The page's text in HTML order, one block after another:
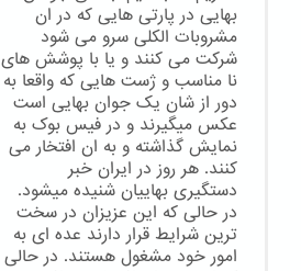
بهایی در پارتی هایی که در ان
مشروبات الکلی سرو می شود
شرکت می کنند و یا با پوشش های
نا مناسب و ژست هایی که واقعا به
دور از شان یک جوان بهایی است
عکس میگیرند و در فیس بوک به
نمایش گذاشته و به ان افتخار می
کنند. هر روز در ایران خبر
دستگیری بهاییان شنیده میشود.
در حالی که این عزیزان در سخت
ترین شرایط قرار دارند عده ای به
امور خود مشغول هستند. در حالی